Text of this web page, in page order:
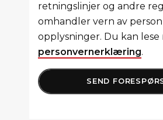
retningslinjer og andre
omhandler vern av
opplysninger. Du kan lese
personvernerklæring.